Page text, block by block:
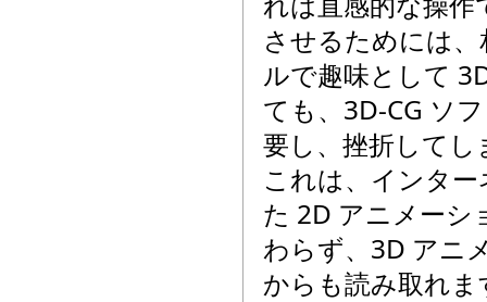
させるためには
ルで趣味として
ても、3D-CG ソ
要し、挫折して
これは、インタ
た 2D アニメーシ
わらず、3D アニ
からも読み取れま